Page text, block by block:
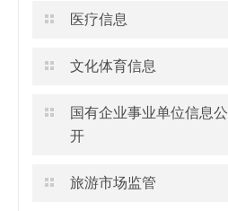
医疗信息
文化体育信息
国有企业事业单位信息公
开
旅游市场监管